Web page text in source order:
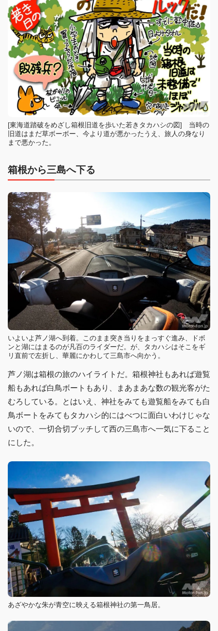
[東海道踏破をめざし箱根旧道を歩いた若きタカハシの図] 当時の
旧道はまだ草ボーボー、今より道が悪かったうえ、旅人の身なり
まで悪かった。
箱根から三島へ下る
いよいよ芦ノ湖へ到着。このまま突き当りをまっすぐ進み、ドボ
ンと湖にはまるのが凡百のライダーだ。が、タカハシはそこをギ
リ直前で左折し、華麗にかわして三島市へ向かう。
芦ノ湖は箱根の旅のハイライトだ。箱根神社もあれば遊覧
船もあれば白鳥ボートもあり、まあまあな数の観光客がた
むろしている。とはいえ、神社をみても遊覧船をみても白
鳥ボートをみてもタカハシ的にはべつに面白いわけじゃな
いので、一切合切ブッチして西の三島市へ一気に下ること
にした。
あざやかな朱が青空に映える箱根神社の第一鳥居。